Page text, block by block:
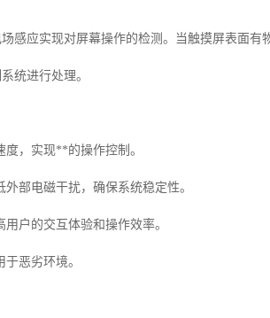
感应实现对屏幕操作的检测。当触摸屏表面
统进行处理。
，实现**的操作控制。
部电磁干扰，确保系统稳定性。
户的交互体验和操作效率。
恶劣环境。